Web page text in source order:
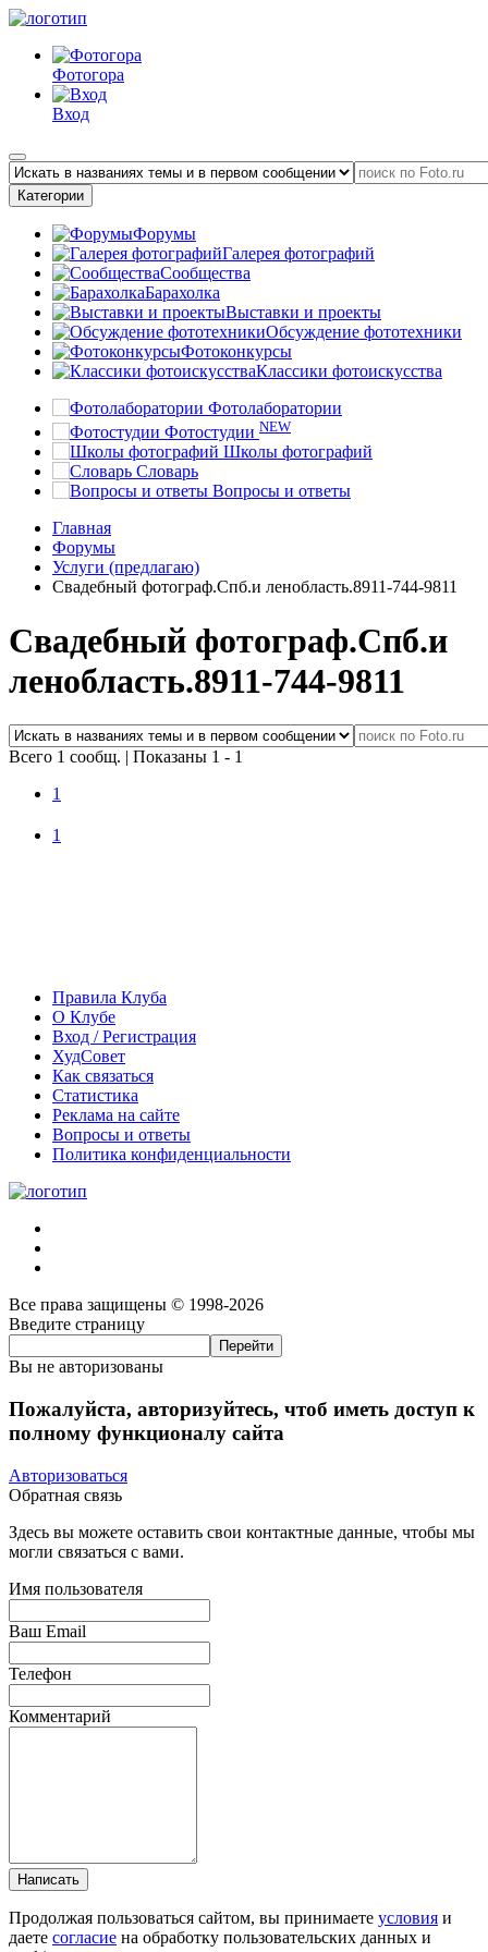
Фотогора
Вход
Категории
Форумы
Галерея фотографий
Сообщества
Барахолка
Выставки и проекты
Обсуждение фототехники
Фотоконкурсы
Классики фотоискусства
Фотолаборатории
Фотостудии NEW
Школы фотографий
Словарь
Вопросы и ответы
Главная
Форумы
Услуги (предлагаю)
Свадебный фотограф.Спб.и ленобласть.8911-744-9811
Свадебный фотограф.Спб.и
ленобласть.8911-744-9811
Всего 1 сообщ. | Показаны 1 - 1
1
1
Правила Клуба
О Клубе
Вход / Регистрация
ХудСовет
Как связаться
Статистика
Реклама на сайте
Вопросы и ответы
Политика конфиденциальности
Все права защищены © 1998-2026
Введите страницу
Вы не авторизованы
Пожалуйста, авторизуйтесь, чтоб иметь доступ к
полному функционалу сайта
Авторизоваться
Обратная связь
Здесь вы можете оставить свои контактные данные, чтобы мы
могли связаться с вами.
Имя пользователя
Ваш Email
Телефон
Комментарий
Написать
Продолжая пользоваться сайтом, вы принимаете условия и
даете согласие на обработку пользовательских данных и